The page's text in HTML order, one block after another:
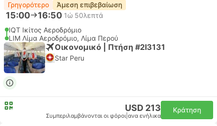
Γρηγορότερο Άμεση επιβεβαίωση
15:00 16:50 1ώ 50λεπτά
IQT Ικίτος Αεροδρόμιο
LIM Λίμα Αεροδρόμιο, Λίμα Περού
Οικονομικό | Πτήση #2I3131
Star Peru
USD 213
Συμπεριλαμβάνονται οι φόροι ανα ενήλικα
Κράτηση